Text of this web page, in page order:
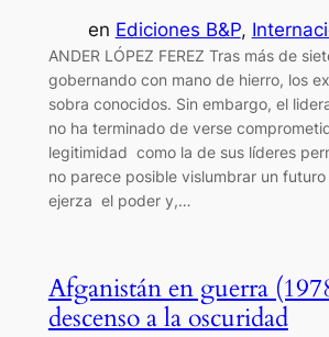
en Ediciones B&P,
ANDER LÓPEZ FEREZ Tras más de
gobernando con mano de hierro, los
sobra conocidos. Sin embargo, el
no ha terminado de verse
legitimidad como la de sus líderes
no parece posible vislumbrar un
ejerza el poder y,…
Afganistán en guerra
descenso a la oscuridad